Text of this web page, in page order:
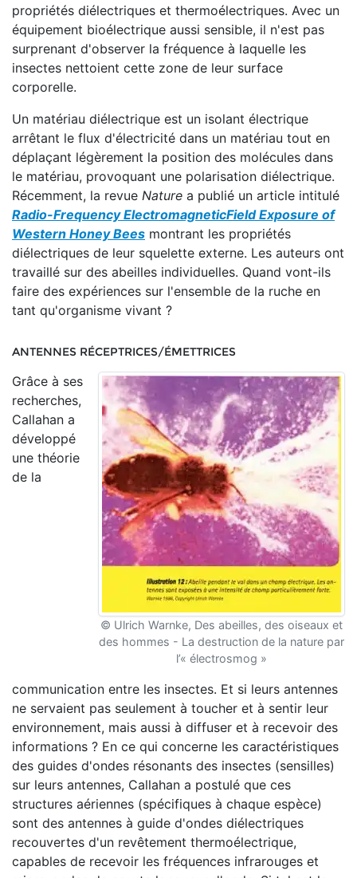
propriétés diélectriques et thermoélectriques. Avec un
équipement bioélectrique aussi sensible, il n'est pas
surprenant d'observer la fréquence à laquelle les
insectes nettoient cette zone de leur surface
corporelle.
Un matériau diélectrique est un isolant électrique
arrêtant le flux d'électricité dans un matériau tout en
déplaçant légèrement la position des molécules dans
le matériau, provoquant une polarisation diélectrique.
Récemment, la revue Nature a publié un article intitulé
Radio-Frequency ElectromagneticField Exposure of
Western Honey Bees montrant les propriétés
diélectriques de leur squelette externe. Les auteurs ont
travaillé sur des abeilles individuelles. Quand vont-ils
faire des expériences sur l'ensemble de la ruche en
tant qu'organisme vivant ?
ANTENNES RÉCEPTRICES/ÉMETTRICES
© Ulrich Warnke, Des abeilles, des oiseaux et
des hommes - La destruction de la nature par
l’« électrosmog »
Grâce à ses
recherches,
Callahan a
développé
une théorie
de la
communication entre les insectes. Et si leurs antennes
ne servaient pas seulement à toucher et à sentir leur
environnement, mais aussi à diffuser et à recevoir des
informations ? En ce qui concerne les caractéristiques
des guides d'ondes résonants des insectes (sensilles)
sur leurs antennes, Callahan a postulé que ces
structures aériennes (spécifiques à chaque espèce)
sont des antennes à guide d'ondes diélectriques
recouvertes d'un revêtement thermoélectrique,
capables de recevoir les fréquences infrarouges et